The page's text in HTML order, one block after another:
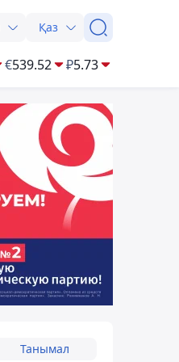
Қаз
€539.52 ₽5.73
Танымал